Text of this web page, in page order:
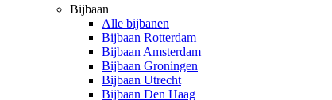
Bijbaan
Alle bijbanen
Bijbaan Rotterdam
Bijbaan Amsterdam
Bijbaan Groningen
Bijbaan Utrecht
Bijbaan Den Haag